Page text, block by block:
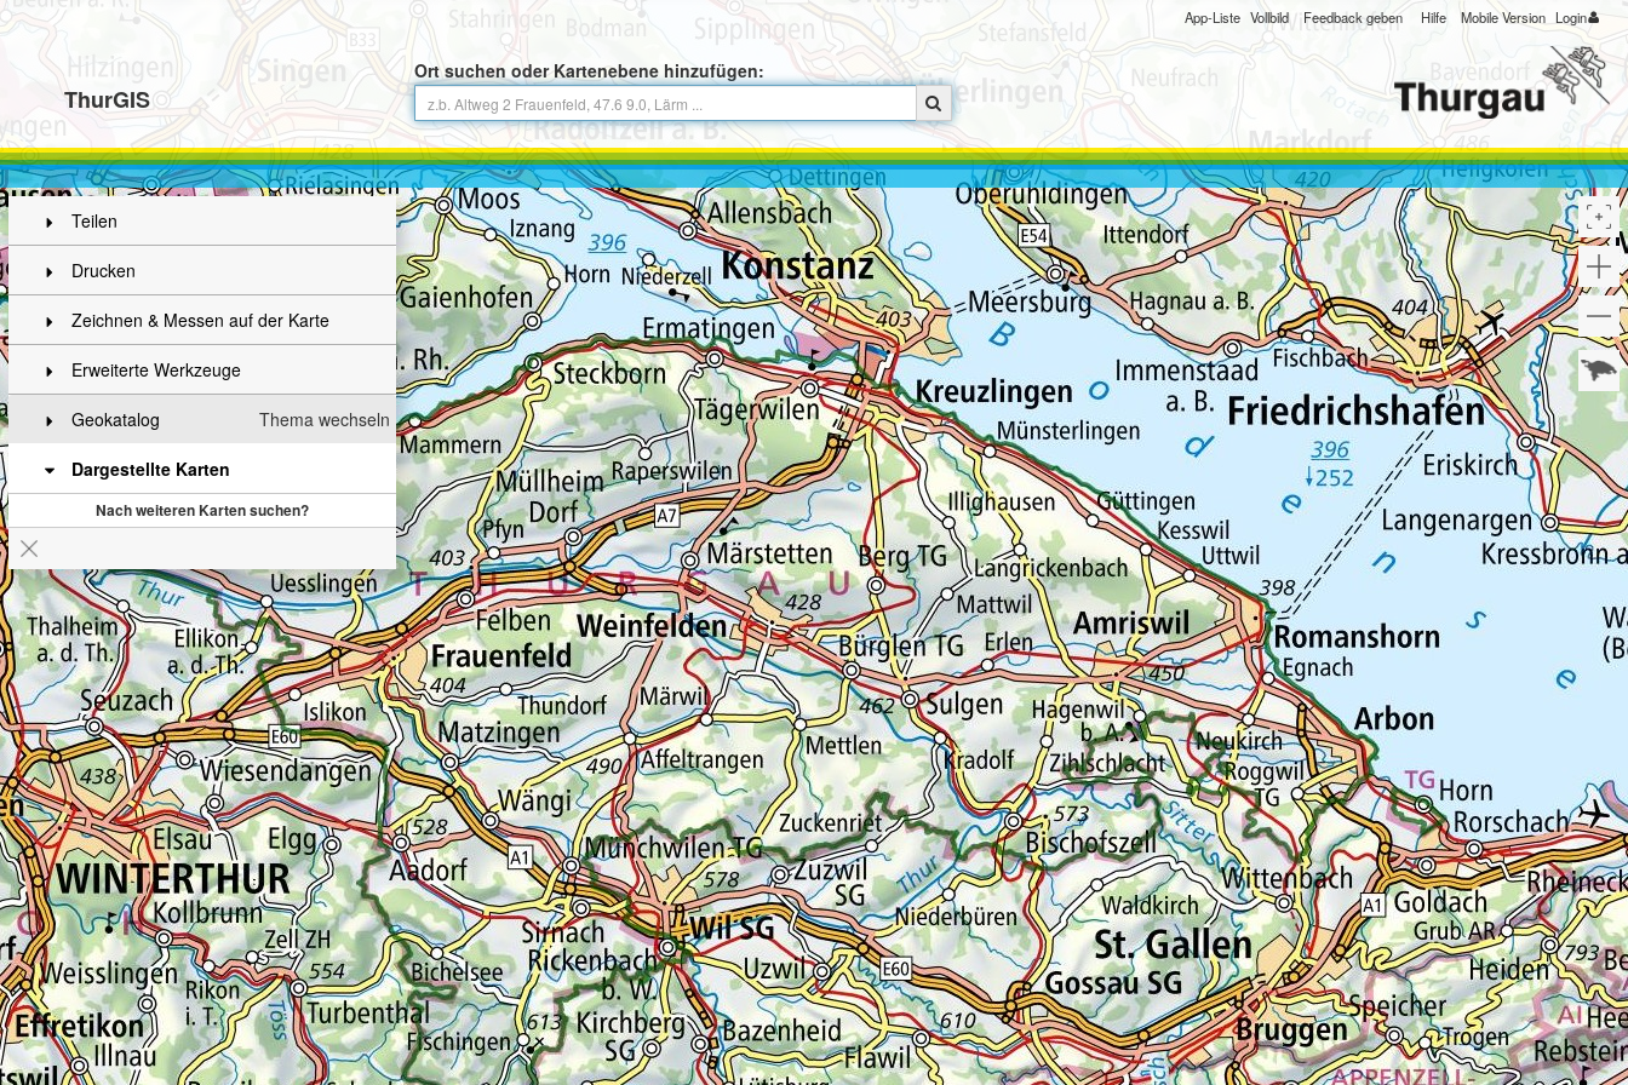
ThurGIS
Ort suchen oder Kartenebene hinzufügen:
App-Liste Vollbild Feedback geben Hilfe Mobile Version Login
Teilen
Drucken
Zeichnen & Messen auf der Karte
Erweiterte Werkzeuge
Thema wechseln
Geokatalog
Dargestellte Karten
Nach weiteren Karten suchen?